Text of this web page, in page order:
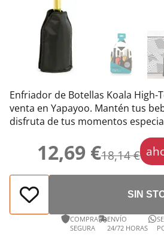
Enfriador de Botellas Koala High-
venta en Yapayoo. Mantén tus
disfruta de tus momentos
12,69 €18,14 €
SIN
COMPRA
SEGURA
ENVÍO
24/72 HORAS